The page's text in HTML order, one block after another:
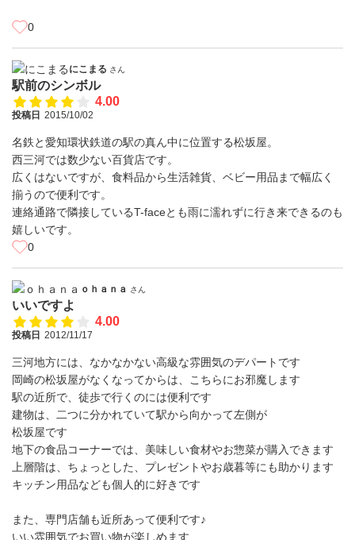
0
にこまる さん
駅前のシンボル
4.00
投稿日 2015/10/02
名鉄と愛知環状鉄道の駅の真ん中に位置する松坂屋。
西三河では数少ない百貨店です。
広くはないですが、食料品から生活雑貨、ベビー用品まで幅広く
揃うので便利です。
連絡通路で隣接しているT-faceとも雨に濡れずに行き来できるのも
嬉しいです。
0
ｏｈａｎａ さん
いいですよ
4.00
投稿日 2012/11/17
三河地方には、なかなかない高級な雰囲気のデパートです
岡崎の松坂屋がなくなってからは、こちらにお邪魔します
駅の近所で、徒歩で行くのには便利です
建物は、二つに分かれていて駅から向かって左側が
松坂屋です
地下の食品コーナーでは、美味しい食材やお惣菜が購入できます
上層階は、ちょっとした、プレゼントやお歳暮等にも助かります
キッチン用品なども個人的に好きです
また、専門店舗も近所あって便利です♪
いい雰囲気でお買い物が楽しめます